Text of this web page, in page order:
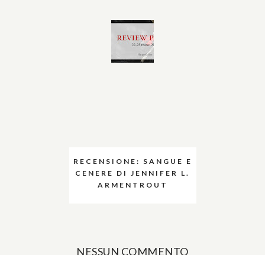
RECENSIONE: SANGUE E
CENERE DI JENNIFER L.
ARMENTROUT
NESSUN COMMENTO